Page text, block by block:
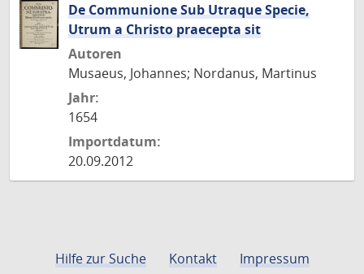
De Communione Sub Utraque Specie,
Utrum a Christo praecepta sit
Autoren
Musaeus, Johannes; Nordanus, Martinus
Jahr:
1654
Importdatum:
20.09.2012
Hilfe zur Suche Kontakt
Impressum